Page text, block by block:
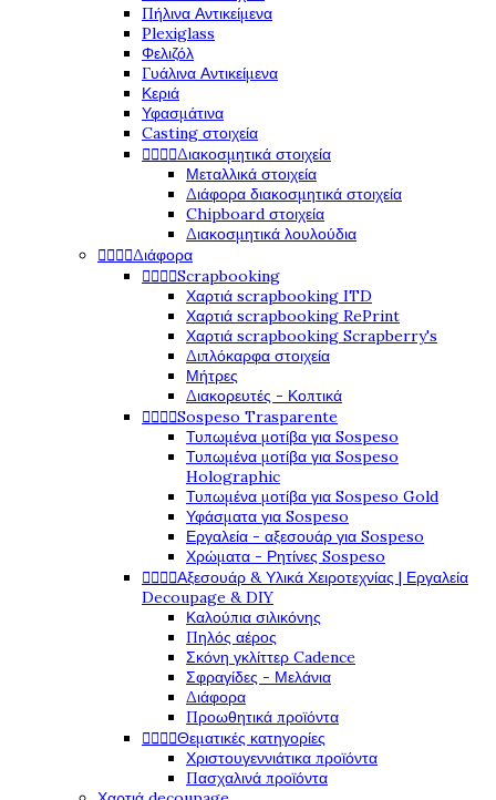
Πήλινα Αντικείμενα
Plexiglass
Φελιζόλ
Γυάλινα Αντικείμενα
Κεριά
Υφασμάτινα
Casting στοιχεία
Διακοσμητικά στοιχεία
Μεταλλικά στοιχεία
Διάφορα διακοσμητικά στοιχεία
Chipboard στοιχεία
Διακοσμητικά λουλούδια
Διάφορα
Scrapbooking
Χαρτιά scrapbooking ITD
Χαρτιά scrapbooking RePrint
Χαρτιά scrapbooking Scrapberry's
Διπλόκαρφα στοιχεία
Μήτρες
Διακορευτές - Κοπτικά
Sospeso Trasparente
Τυπωμένα μοτίβα για Sospeso
Τυπωμένα μοτίβα για Sospeso
Holographic
Τυπωμένα μοτίβα για Sospeso Gold
Υφάσματα για Sospeso
Εργαλεία - αξεσουάρ για Sospeso
Χρώματα - Ρητίνες Sospeso
Αξεσουάρ & Υλικά Χειροτεχνίας | Εργαλεία
Decoupage & DIY
Καλούπια σιλικόνης
Πηλός αέρος
Σκόνη γκλίττερ Cadence
Σφραγίδες - Μελάνια
Διάφορα
Προωθητικά προϊόντα
Θεματικές κατηγορίες
Χριστουγεννιάτικα προϊόντα
Πασχαλινά προϊόντα